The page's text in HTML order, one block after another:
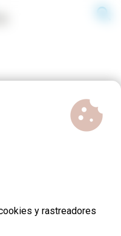
search
2020
cookie
y rastreadores